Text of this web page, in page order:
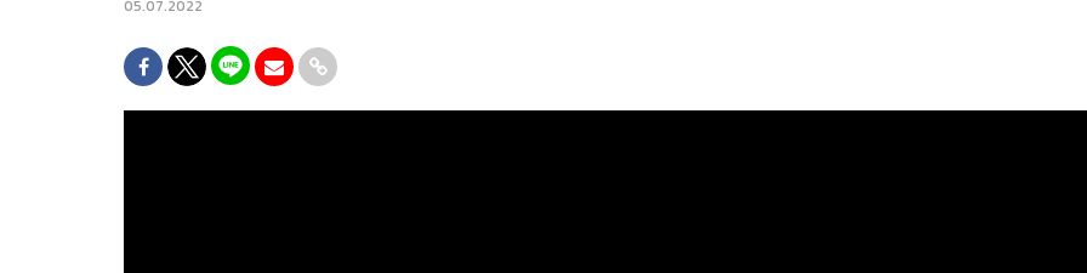
05.07.2022